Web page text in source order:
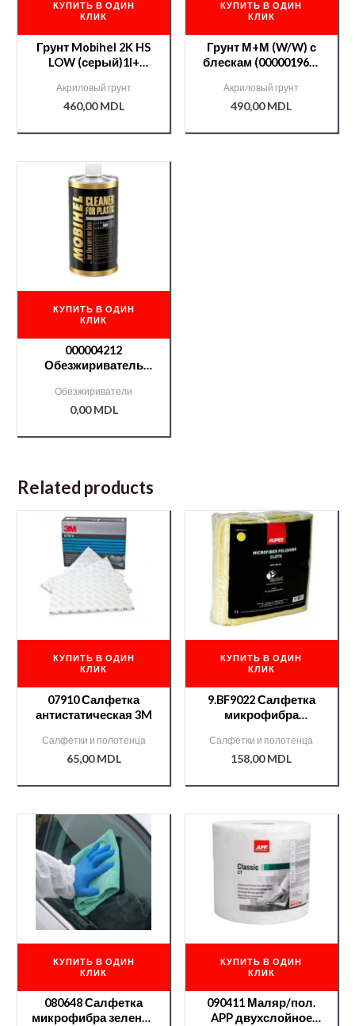
КУПИТЬ В ОДИН
КЛИК
Грунт Mobihel 2K HS
LOW (серый)1l+
0,25л.
Акриловый грунт
460,00MDL
КУПИТЬ В ОДИН
КЛИК
Грунт М+М (W/W) с
блескам (000001965)
Акриловый грунт
490,00MDL
КУПИТЬ В ОДИН
КЛИК
000004212
Обезжириватель
0,75l
Обезжириватели
0,00MDL
Related products
КУПИТЬ В ОДИН
КЛИК
07910 Салфетка
антистатическая 3M
Салфетки и полотенца
65,00MDL
КУПИТЬ В ОДИН
КЛИК
9.BF9022 Салфетка
микрофибра
Салфетки и полотенца
158,00MDL
КУПИТЬ В ОДИН
КЛИК
080648 Салфетка
микрофибра зеленая
КУПИТЬ В ОДИН
КЛИК
090411 Маляр/пол.
APP двухслойное